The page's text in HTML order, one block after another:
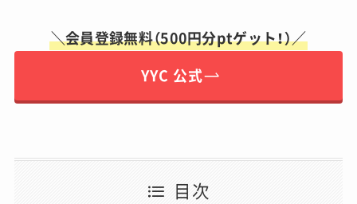
＼会員登録無料（500円分ptゲット！）／
YYC 公式
目次